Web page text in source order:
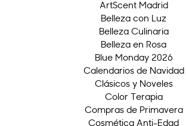
ArtScent Madrid
Belleza con Luz
Belleza Culinaria
Belleza en Rosa
Blue Monday 2026
Calendarios de Navidad
Clásicos y Noveles
Color Terapia
Compras de Primavera
Cosmética Anti-Edad